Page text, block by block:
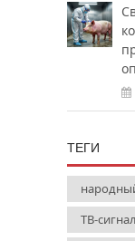
ТЕГИ
ТВ-сигнал